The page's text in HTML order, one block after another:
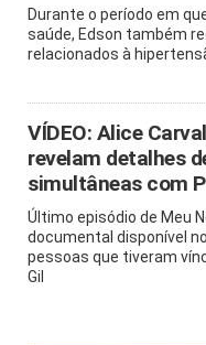
Durante o período em
saúde, Edson também
relacionados à
VÍDEO: Alice
revelam detalhes
simultâneas com
Último episódio de Meu
documental disponível
pessoas que tiveram
Gil